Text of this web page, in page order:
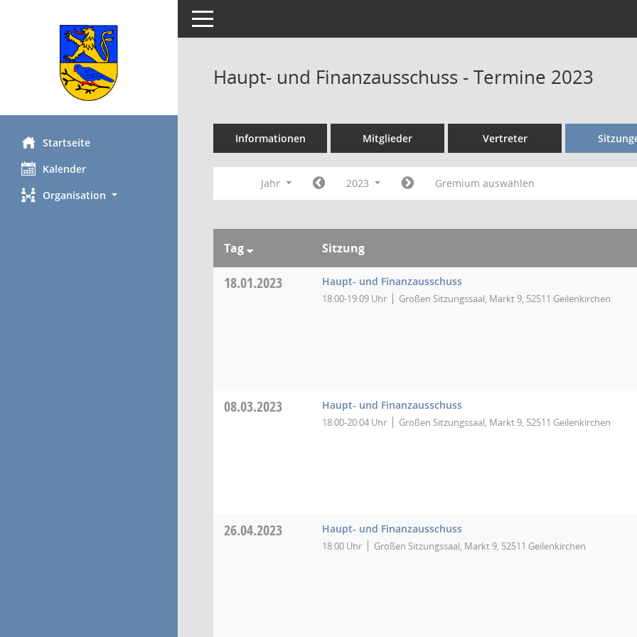
Startseite
Kalender
Organisation
Toggle navigation
Haupt- und Finanzausschuss - Termine 2023
Informationen Mitglieder Vertreter
Jahr 2023 Gremium auswählen
Tag Sitzung
18.01.2023 Haupt- und Finanzausschuss
18:00-19:09 Uhr Großen Sitzungssaal, Markt 9, 52511 Geilenkirchen
08.03.2023 Haupt- und Finanzausschuss
18:00-20:04 Uhr Großen Sitzungssaal, Markt 9, 52511 Geilenkirchen
26.04.2023 Haupt- und Finanzausschuss
18:00 Uhr Großen Sitzungssaal, Markt 9, 52511 Geilenkirchen